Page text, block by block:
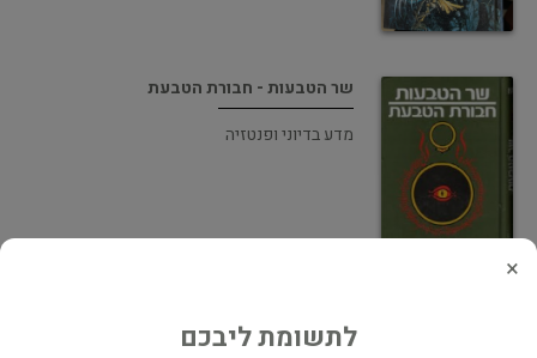
שר הטבעות - חבורת הטבעת
מדע בדיוני ופנטזיה
×
לתשומת ליבכם